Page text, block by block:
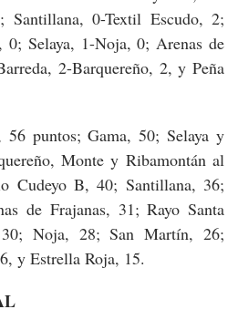
Santillana, 0-Textil Escudo, 2;
Selaya, 1-Noja, 0; Arenas de
2-Barquereño, 2, y Peña
56 puntos; Gama, 50; Selaya y
Monte y Ribamontán al
Cudeyo B, 40; Santillana, 36;
de Frajanas, 31; Rayo Santa
Noja, 28; San Martín, 26;
y Estrella Roja, 15.